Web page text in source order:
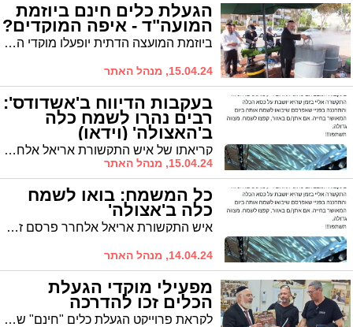
הגעלת כלים חינם ביוזמת
המועה"ד - איפה המוקדים?
ביוזמת המועצה הדתית יופעלו מוקדי הגעלת כלים בחינם לרשות הציבור בכל רחבי העיר. הרשימה המליאה כאן
15.04.24, מנהל האתר
בעקבות הדיווח ב'אשדודס':
רבים נהרו לשמח כלה
ב'האצולה' (וידאו)
קריאתו של איש התקשורת אריאל אלחרר שפורסמה ב'אשדודס' עשתה פירות: "המונים הגיעו. החתונה היתה שמחה במיוחד"
15.04.24, מנהל האתר
כל המשמח: בואו לשמח
כלה ב'אצולה'
איש התקשורת אריאל אלחרר פרסם זה עתה קריאה: בואו לשמח כלה ב'האצולה' שחתונתה ריקה
14.04.24, מנהל האתר
מפעילי מוקדי הגעלת
הכלים זכו להדרכה
לקראת פרוייקט הגעלת כלים "חינם" שיחל ממחר (שני) בעיר: במועצה הדתית ערכו הדרכת בטיחות למפעילים בכל נקודות ההכשרה ע"י מדריך מנהלת הגז והדלק